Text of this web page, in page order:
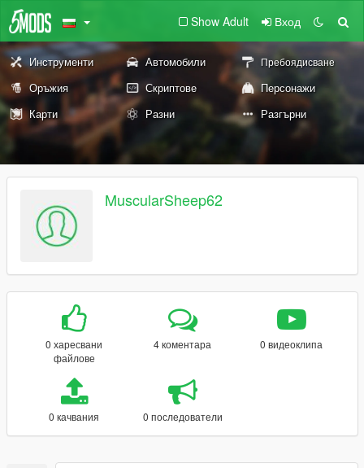
Show Adult Вход
Инструменти Автомобили Пребоядисване
Оръжия Скриптове
Персонажи
Карти
Разни Разгърни
MuscularSheep62
0 харесвани
файлове
4 коментара 0 видеоклипа
0 качвания 0 последователи